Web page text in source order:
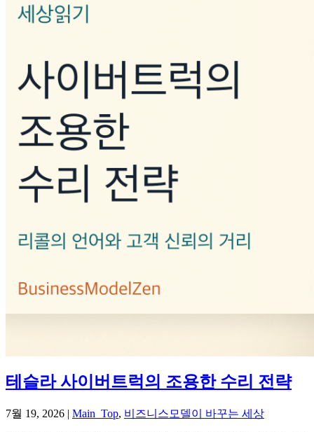
테슬라 사이버트럭의 조용한 수리 전략
7월 19, 2026 | Main_Top, 비즈니스모델이 바꾸는 세상